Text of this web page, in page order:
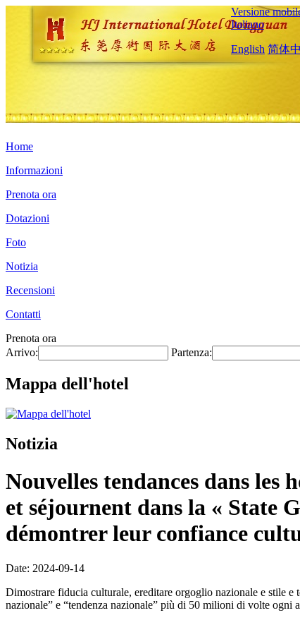
Versione
Italiano
English 简体
Home
Informazioni
Prenota ora
Dotazioni
Foto
Notizia
Recensioni
Contatti
Prenota ora
Arrivo:
Partenza:
Mappa dell'hotel
Notizia
Nouvelles tendances dans les
et séjournent dans la « State
démontrer leur confiance
Date: 2024-09-14
Dimostrare fiducia culturale, ereditare orgoglio nazionale e stile
nazionale” e “tendenza nazionale” più di 50 milioni di volte ogni